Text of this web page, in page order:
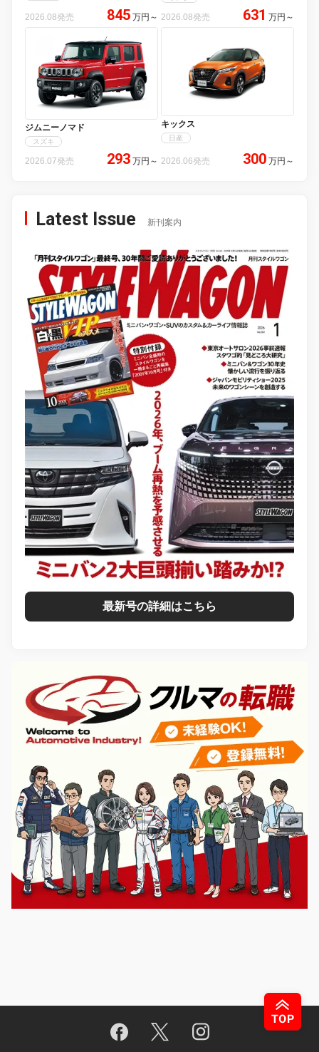
2026.08発売 845 万円 ～ 2026.08発売 631 万円 ～
ジムニーノマド
スズキ
2026.07発売 293 万円 ～
キックス
日産
2026.06発売 300 万円 ～
Latest Issue 新刊案内
最新号の詳細はこちら